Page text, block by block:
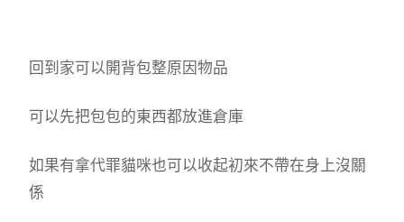
回到家可以開背包整原因物品
可以先把包包的東西都放進倉庫
如果有拿代罪貓咪也可以收起初來不帶在身上沒關
係